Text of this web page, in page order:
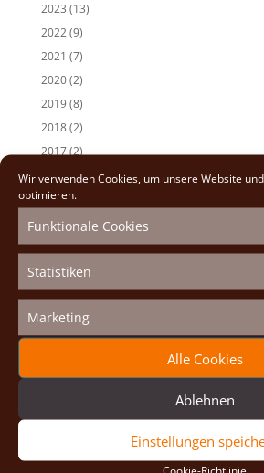
Wir verwenden Cookies, um unsere Website
optimieren.
Funktionale Cookies
Statistiken
Marketing
Alle Cookies
Ablehnen
Einstellungen
2023 (13)
2022(9)
2021 (7)
2020(2)
2019(8)
2018(2)
2017(2)
St. Johannes Gemeinschaft
Priorat Maria Königin
2293 Marchegg-Stadt
Österreich